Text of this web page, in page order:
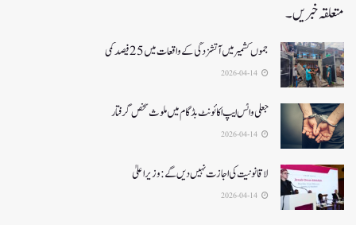
متعلقہ خبریں۔
جموں کشمیر میں آتشزدگی کے واقعات میں 25فیصد کمی
جعلی واٹس ایپ اکائونٹ بڈگام میں ملوث شخص گرفتار
لا قانونیت کی اجازت نہیں دیں گے: وزیر اعلیٰ